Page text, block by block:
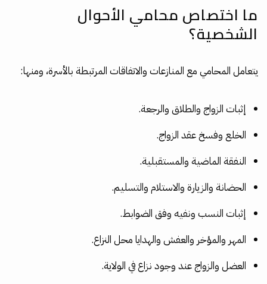
ما اختصاص محامي الأحوال
الشخصية؟
يتعامل المحامي مع المنازعات والاتفاقات المرتبطة بالأسرة، ومنها:
إثبات الزواج والطلاق والرجعة.
الخلع وفسخ عقد الزواج.
النفقة الماضية والمستقبلية.
الحضانة والزيارة والاستلام والتسليم.
إثبات النسب ونفيه وفق الضوابط.
المهر والمؤخر والعفش والهدايا محل النزاع.
العضل والزواج عند وجود نزاع في الولاية.